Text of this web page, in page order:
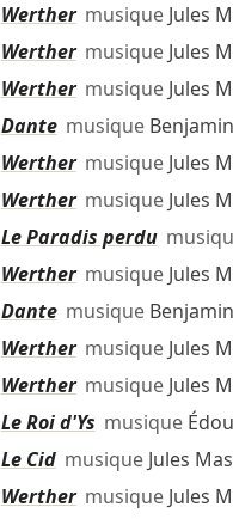
Werthermusique Jules
Werthermusique Jules
Werthermusique Jules
Dantemusique
Werthermusique Jules
Werthermusique Jules
Le Paradis perdu
Werthermusique Jules
Dantemusique
Werthermusique Jules
Werthermusique Jules
Le Roi d'Ys musique
Le Cidmusique Jules
Werthermusique Jules